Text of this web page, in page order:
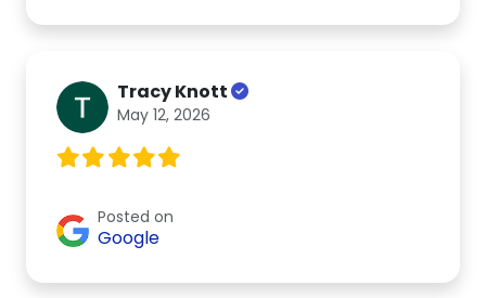
Tracy Knott
May 12, 2026
Posted on
Google